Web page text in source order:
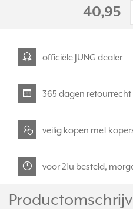
40,95
officiële JUNG dealer
365 dagen retourrecht
veilig kopen met
voor 21u besteld,